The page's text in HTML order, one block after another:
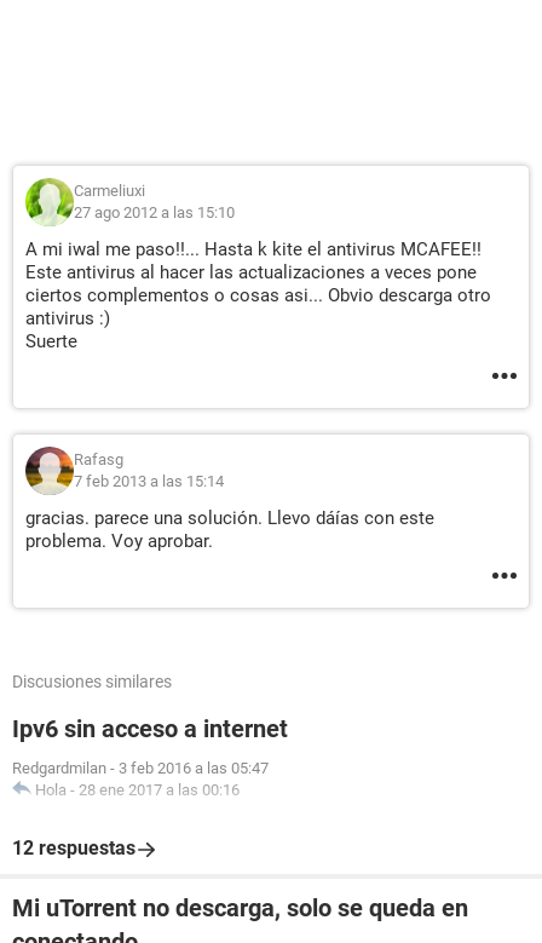
Carmeliuxi
27 ago 2012 a las 15:10
A mi iwal me paso!!... Hasta k kite el antivirus MCAFEE!!
Este antivirus al hacer las actualizaciones a veces pone
ciertos complementos o cosas asi... Obvio descarga otro
antivirus :)
Suerte
Rafasg
7 feb 2013 a las 15:14
gracias. parece una solución. Llevo dáías con este
problema. Voy aprobar.
Discusiones similares
Ipv6 sin acceso a internet
Redgardmilan - 3 feb 2016 a las 05:47
Hola - 28 ene 2017 a las 00:16
12 respuestas
Mi uTorrent no descarga, solo se queda en